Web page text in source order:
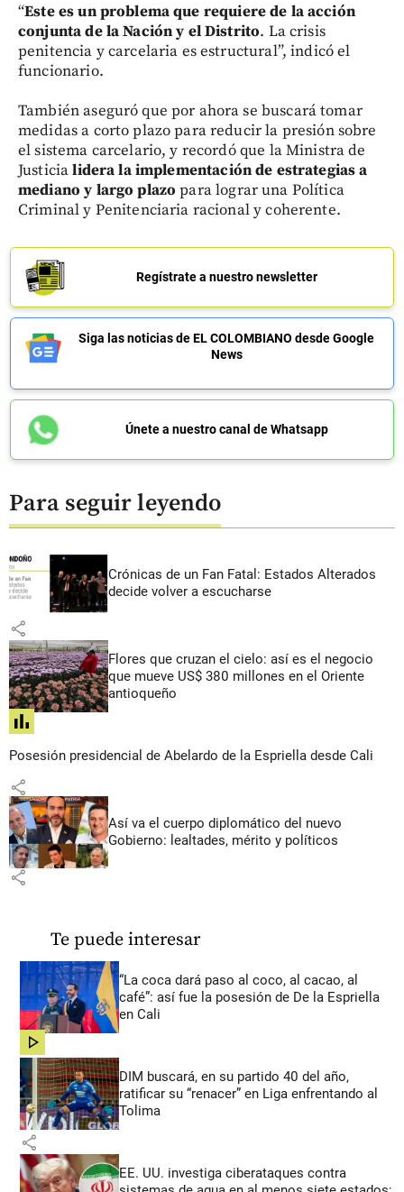
“Este es un problema que requiere de la acción
conjunta de la Nación y el Distrito. La crisis
penitencia y carcelaria es estructural”, indicó el
funcionario.
También aseguró que por ahora se buscará tomar
medidas a corto plazo para reducir la presión sobre
el sistema carcelario, y recordó que la Ministra de
Justicialidera la implementación de estrategias a
mediano y largo plazo para lograr una Política
Criminal y Penitenciaria racional y coherente.
Regístrate a nuestro newsletter
Siga las noticias de EL COLOMBIANO desde Google
News
Únete a nuestro canal de Whatsapp
Para seguir leyendo
Crónicas de un Fan Fatal: Estados Alterados
decide volver a escucharse
share
Flores que cruzan el cielo: así es el negocio
que mueve US$ 380 millones en el Oriente
antioqueño
share
Posesión presidencial de Abelardo de la Espriella desde Cali
share
Así va el cuerpo diplomático del nuevo
Gobierno: lealtades, mérito y políticos
share
Te puede interesar
“La coca dará paso al coco, al cacao, al
café”: así fue la posesión de De la Espriella
en Cali
share
DIM buscará, en su partido 40 del año,
ratificar su “renacer” en Liga enfrentando al
Tolima
share
EE. UU. investiga ciberataques contra